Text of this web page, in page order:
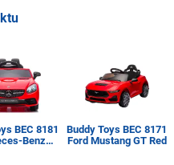
BEC 8181
Benz
Buddy Toys BEC 8171
Ford Mustang GT Red